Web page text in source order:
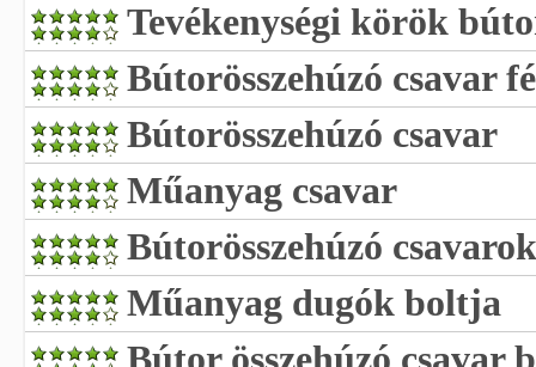
Tevékenységi körök
Bútorösszehúzó csavar
Bútorösszehúzó csavar
Műanyag csavar
Bútorösszehúzó csavarok
Műanyag dugók boltja